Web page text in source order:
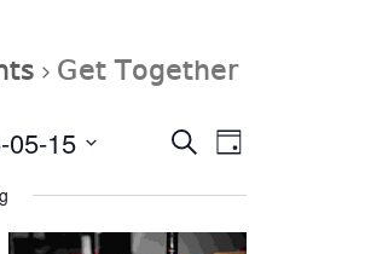
Get Together
Events
Search
and
Navigation
SEARCHEvent
Views
DAY
05-15
Select